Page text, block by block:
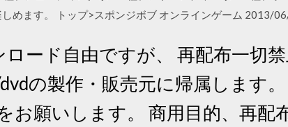
めます。 トップ>スポンジボブ オンラインゲーム 2013/
ード自由ですが、 再配布一切
の製作・販売元に帰属します
お願いします。 商用目的、再配